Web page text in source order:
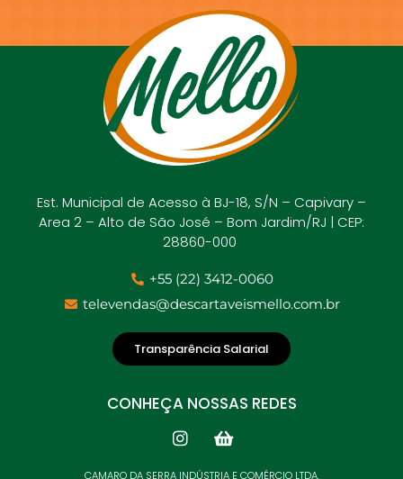
Est. Municipal de Acesso à BJ-18, S/N – Capivary –
Area 2 – Alto de São José – Bom Jardim/RJ | CEP:
28860-000
+55 (22) 3412-0060
televendas@descartaveismello.com.br
Transparência Salarial
CONHEÇA NOSSAS REDES
CAMARO DA SERRA INDÚSTRIA E COMÉRCIO LTDA.